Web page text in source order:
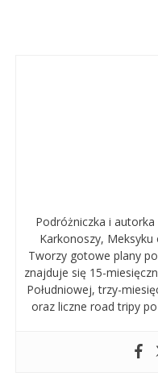
Podróżniczka i
Karkonoszy, Meksyku
Tworzy gotowe plany
znajduje się 15-
Południowej, trzy-
oraz liczne road tripy